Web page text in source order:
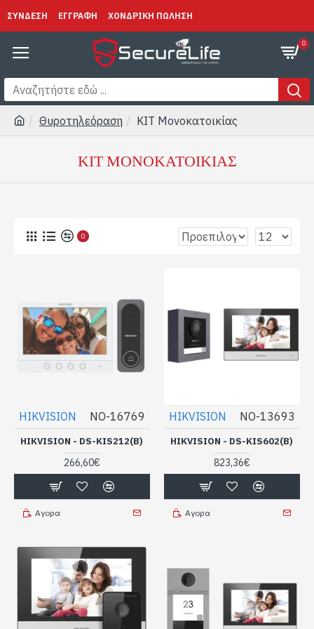
ΣΥΝΔΕΣΗ ΕΓΓΡΑΦΗ ΧΟΝΔΡΙΚΗ ΠΩΛΗΣΗ
0
Θυροτηλεόραση ΚΙΤ Μονοκατοικίας
ΚΙΤ ΜΟΝΟΚΑΤΟΙΚΊΑΣ
0
HIKVISION NO-16769
HIKVISION - DS-KIS212(B)
266,60€
Αγορα
HIKVISION NO-13693
HIKVISION - DS-KIS602(B)
823,36€
Αγορα